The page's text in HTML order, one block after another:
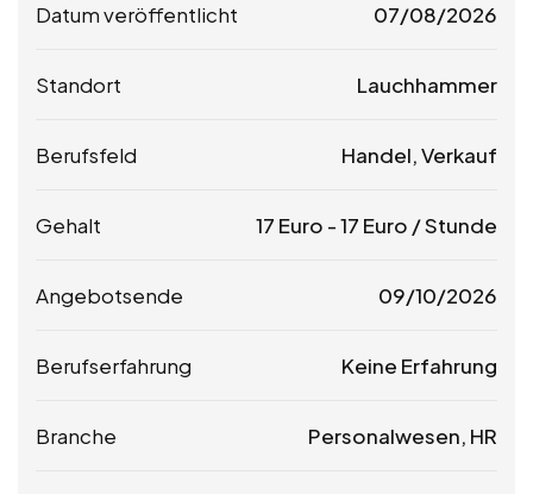
Datum veröffentlicht 07/08/2026
Standort Lauchhammer
Berufsfeld Handel, Verkauf
Gehalt 17 Euro -17 Euro / Stunde
Angebotsende 09/10/2026
Berufserfahrung Keine Erfahrung
Branche Personalwesen, HR